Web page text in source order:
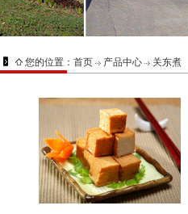
您的位置： 首页 产品中心 关东煮